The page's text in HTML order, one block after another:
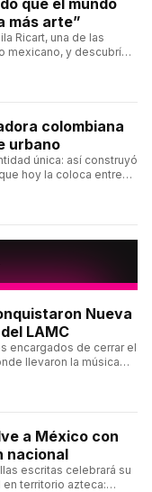
que el mundo
más arte”
Ricart, una de las
mexicano, y descubrí
colombiana
urbano
única: así construyó
hoy la coloca entre
Nueva
LAMC
encargados de cerrar el
llevaron la música
a México con
nacional
escritas celebrará su
territorio azteca: